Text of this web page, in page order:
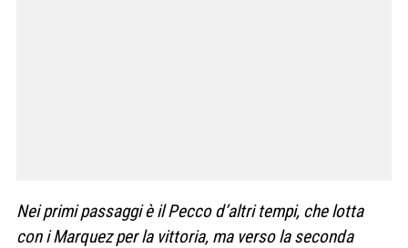
Nei primi passaggi è il Pecco d’altri tempi, che lotta
con i Marquez per la vittoria, ma verso la seconda